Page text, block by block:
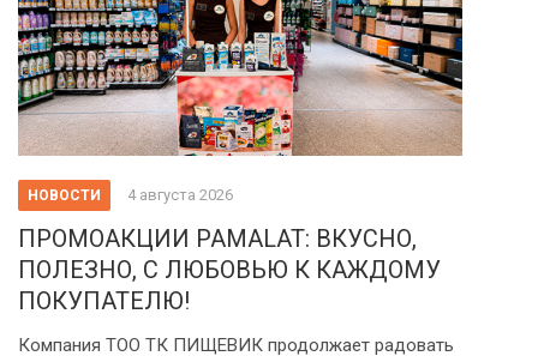
НОВОСТИ 4 августа 2026
ПРОМОАКЦИИ PAMALAT: ВКУСНО,
ПОЛЕЗНО, С ЛЮБОВЬЮ К КАЖДОМУ
ПОКУПАТЕЛЮ!
Компания ТОО ТК ПИЩЕВИК продолжает радовать